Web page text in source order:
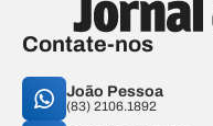
Contate-nos
João Pessoa
(83) 2106.1892